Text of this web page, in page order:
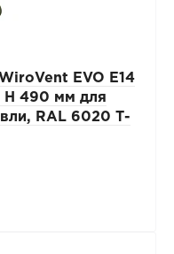
EVO E14
Н 490 мм для
RAL 6020 Т-